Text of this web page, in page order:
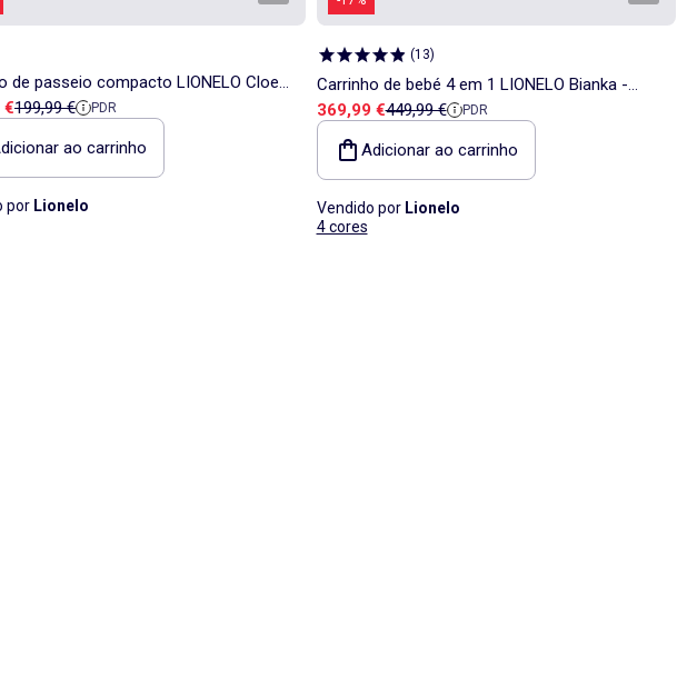
de passeio compacto LIONELO Cloe
grandes - Fecho auto -
venda
€Preço de referência
199,99 € PDR
ao carrinho
por Lionelo
(13)
Carrinho de bebé 4 em 1 LIONELO Bianka -
Carrinho de bebé + Alcofa + Cadeira auto +
Base ISOFIX
Preço de venda
369,99 €Preço de referência
449,99 € PDR
Adicionar ao carrinho
Vendido por Lionelo
4 cores